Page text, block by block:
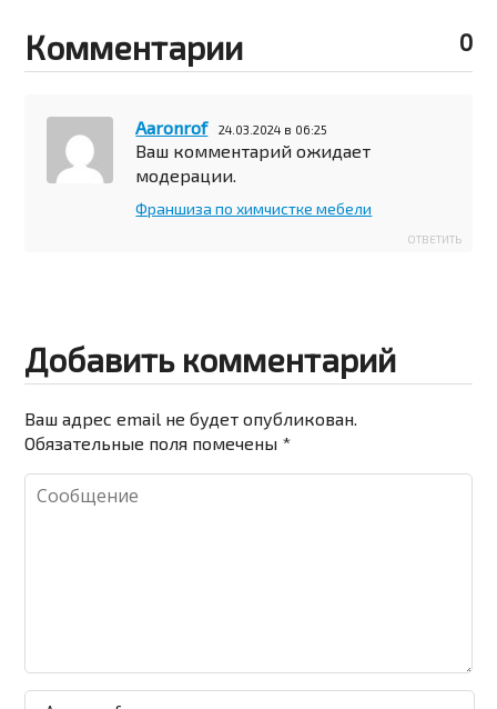
Комментарии 0
Aaronrof 24.03.2024 в 06:25
Ваш комментарий ожидает
модерации.
Франшиза по химчистке мебели
ОТВЕТИТЬ
Добавить комментарий
Ваш адрес email не будет опубликован.
Обязательные поля помечены *